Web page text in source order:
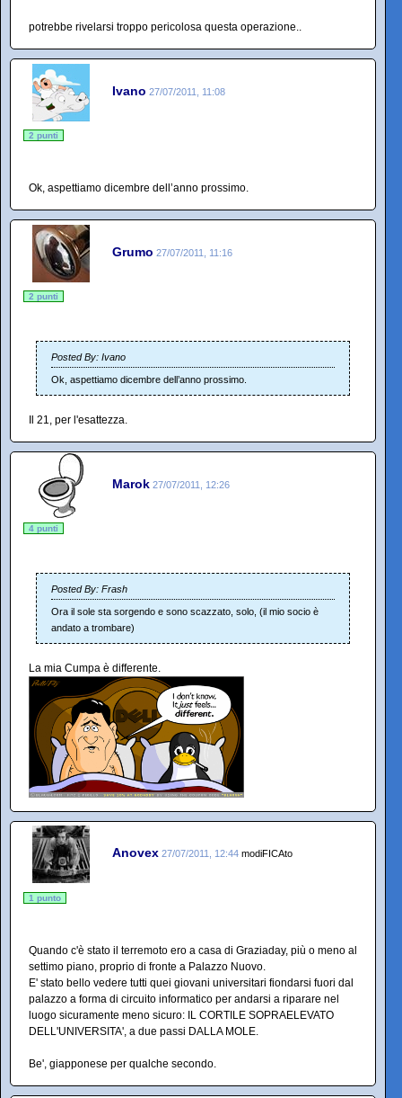
potrebbe rivelarsi troppo pericolosa questa operazione..
Ivano 27/07/2011, 11:08
2 punti
Ok, aspettiamo dicembre dell’anno prossimo.
Grumo 27/07/2011, 11:16
2 punti
Posted By: Ivano
Ok, aspettiamo dicembre dell’anno prossimo.
Il 21, per l'esattezza.
Marok 27/07/2011, 12:26
4 punti
Posted By: Frash
Ora il sole sta sorgendo e sono scazzato, solo, (il mio socio è
andato a trombare)
La mia Cumpa è differente.
Anovex 27/07/2011, 12:44 modiFICAto
1 punto
Quando c'è stato il terremoto ero a casa di Graziaday, più o meno al
settimo piano, proprio di fronte a Palazzo Nuovo.
E' stato bello vedere tutti quei giovani universitari fiondarsi fuori dal
palazzo a forma di circuito informatico per andarsi a riparare nel
luogo sicuramente meno sicuro: IL CORTILE SOPRAELEVATO
DELL'UNIVERSITA', a due passi DALLA MOLE.
Be', giapponese per qualche secondo.